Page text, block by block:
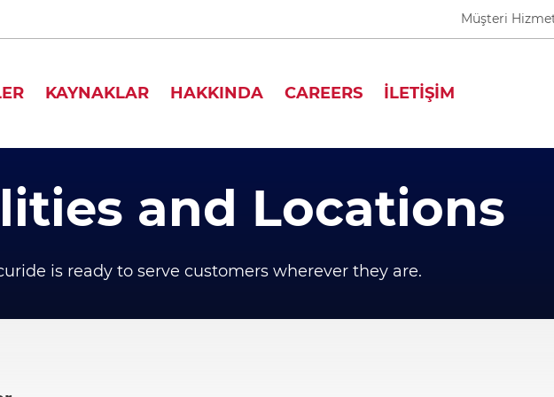
Müşteri
KAYNAKLAR HAKKINDA CAREERS İLETİŞİM
and Locations
is ready to serve customers wherever they are.